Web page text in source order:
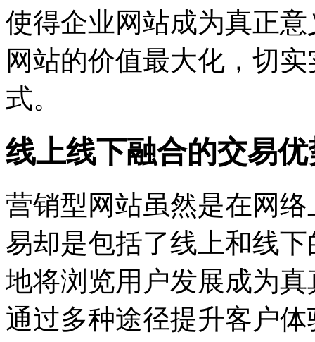
使得企业网站成为真正
网站的价值最大化，切
式。
线上线下融合的交易优
营销型网站虽然是在网
易却是包括了线上和线
地将浏览用户发展成为
通过多种途径提升客户